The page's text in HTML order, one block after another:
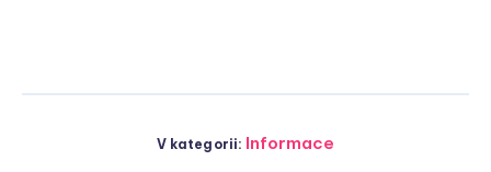
V kategorii: Informace